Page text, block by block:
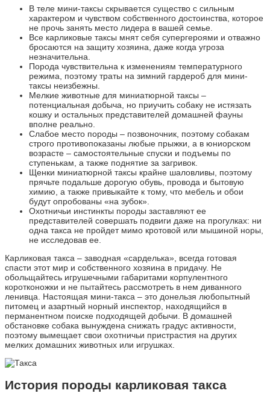
В теле мини-таксы скрывается существо с сильным
характером и чувством собственного достоинства, которое
не прочь занять место лидера в вашей семье.
Все карликовые таксы мнят себя супергероями и отважно
бросаются на защиту хозяина, даже когда угроза
незначительна.
Порода чувствительна к изменениям температурного
режима, поэтому траты на зимний гардероб для мини-
таксы неизбежны.
Мелкие животные для миниатюрной таксы –
потенциальная добыча, но приучить собаку не истязать
кошку и остальных представителей домашней фауны
вполне реально.
Слабое место породы – позвоночник, поэтому собакам
строго противопоказаны любые прыжки, а в юниорском
возрасте – самостоятельные спуски и подъемы по
ступенькам, а также поднятие за загривок.
Щенки миниатюрной таксы крайне шаловливы, поэтому
прячьте подальше дорогую обувь, провода и бытовую
химию, а также привыкайте к тому, что мебель и обои
будут опробованы «на зубок».
Охотничьи инстинкты породы заставляют ее
представителей совершать подвиги даже на прогулках: ни
одна такса не пройдет мимо кротовой или мышиной норы,
не исследовав ее.
Карликовая такса – заводная «сарделька», всегда готовая
спасти этот мир и собственного хозяина в придачу. Не
обольщайтесь игрушечными габаритами корпулентного
коротконожки и не пытайтесь рассмотреть в нем диванного
ленивца. Настоящая мини-такса – это донельзя любопытный
питомец и азартный норный инспектор, находящийся в
перманентном поиске подходящей добычи. В домашней
обстановке собака вынуждена снижать градус активности,
поэтому вымещает свои охотничьи пристрастия на других
мелких домашних животных или игрушках.
История породы карликовая такса